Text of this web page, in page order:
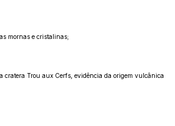
mornas e cristalinas;
Trou aux Cerfs, evidência da origem vulcânica